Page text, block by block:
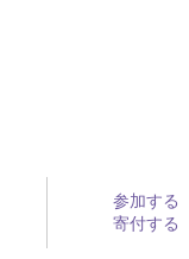
参加する
寄付する